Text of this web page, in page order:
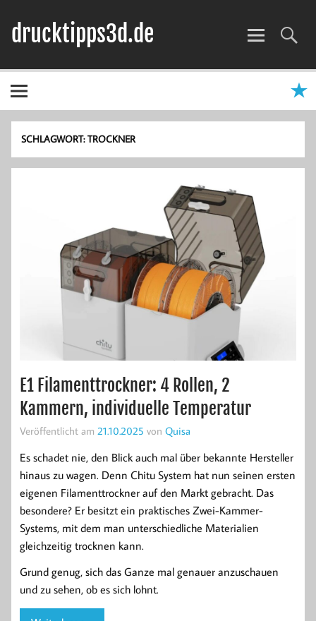
springen
drucktipps3d.de
SCHLAGWORT:TROCKNER
E1 Filamenttrockner: 4 Rollen, 2
Kammern, individuelle Temperatur
Veröffentlicht am 21.10.2025 von Quisa
Es schadet nie, den Blick auch mal über bekannte Hersteller
hinaus zu wagen. Denn Chitu System hat nun seinen ersten
eigenen Filamenttrockner auf den Markt gebracht. Das
besondere? Er besitzt ein praktisches Zwei-Kammer-
Systems, mit dem man unterschiedliche Materialien
gleichzeitig trocknen kann.
Grund genug, sich das Ganze mal genauer anzuschauen
und zu sehen, ob es sich lohnt.